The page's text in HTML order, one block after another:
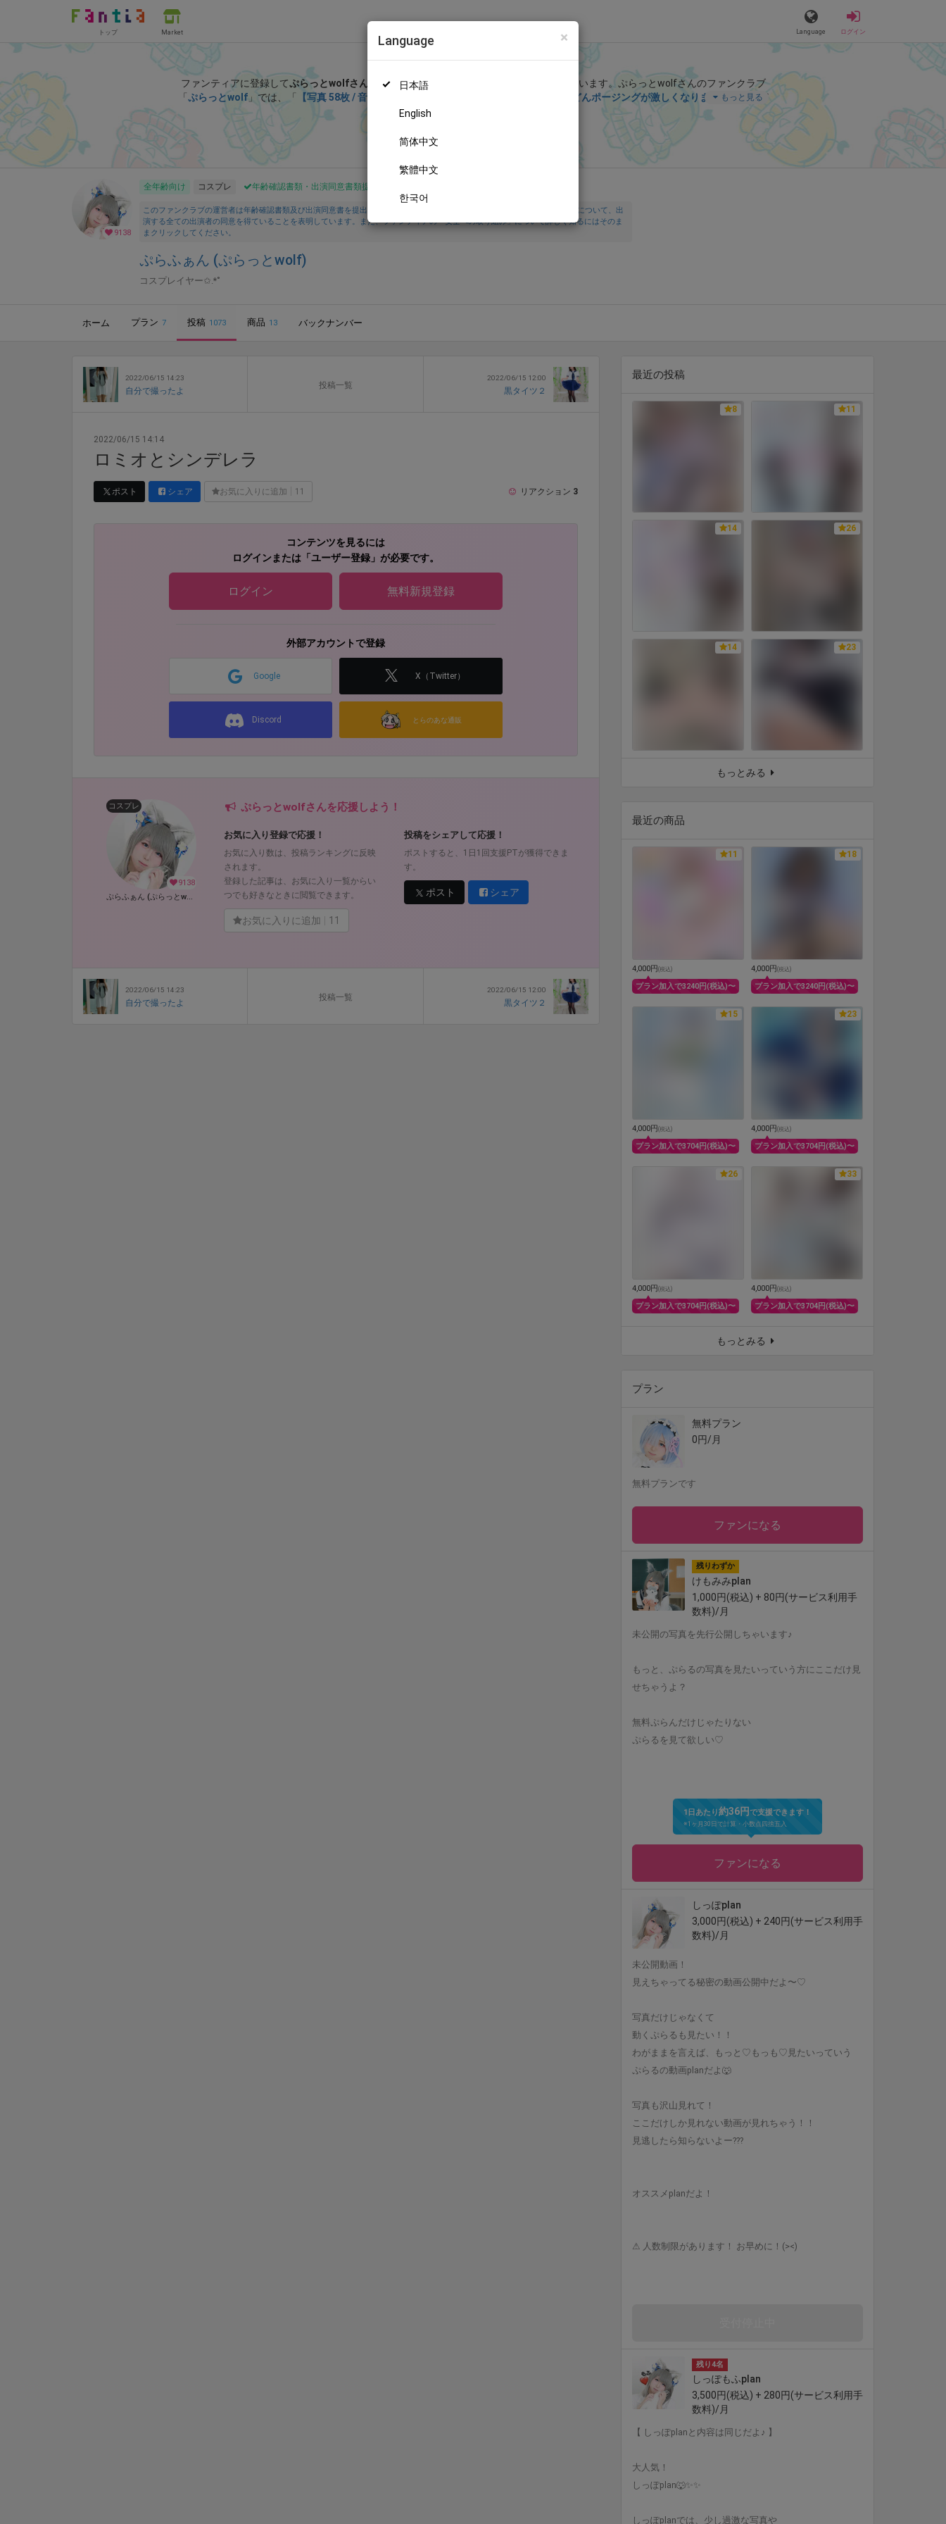
トップ Market Language ログイン
×
Language
日本語
English
简体中文
繁體中文
한국어
ぷらふぁん (ぷらっとwolf)
ファンティアに登録してぷらっとwolfさん を応援しよう！ が応援しています。 ぷらっとwolfさんのファンクラブ
「 ぷらっとwolf」では、「 【写真 58枚 / 音声付き動画1ぷん43秒】一緒に遊んでたらどんどんポージングが激しくなりまた🫣💓 」など
の特別なコンテンツをお楽しみいただけます。
もっと見る
9138
全年齢向け コスプレ 年齢確認書類・出演同意書類提出済
このファンクラブの運営者は年齢確認書類及び出演同意書を提出し、投稿者及び出演者が18歳以上であること、撮影及び投稿について、出
演する全ての出演者の同意を得ていることを表明しています。また、ファンティアの「安全への取り組み」について詳しく知るにはそのま
まクリックしてください。
ぷらふぁん (ぷらっとwolf)
コスプレイヤー✩.*˚
ホーム プラン 7 投稿 1073 商品 13 バックナンバー
2022/06/15 14:23
自分で撮ったよ
投稿一覧
2022/06/15 12:00
黒タイツ２
2022/06/15 14:14
ロミオとシンデレラ
ポスト シェア お気に入りに追加 11 リアクション 3
コンテンツを見るには
ログインまたは「ユーザー登録」が必要です。
ログイン 無料新規登録
外部アカウントで登録
Google X（Twitter）
Discord とらのあな通販
9138
コスプレ
ぷらふぁん (ぷらっとwolf)
ぷらっとwolfさんを応援しよう！
お気に入り登録で応援！
お気に入り数は、投稿ランキングに反映
されます。
登録した記事は、お気に入り一覧からい
つでも好きなときに閲覧できます。
お気に入りに追加 11
投稿をシェアして応援！
ポストすると、1日1回支援PTが獲得できま
す。
ポスト シェア
2022/06/15 14:23
自分で撮ったよ
投稿一覧
2022/06/15 12:00
黒タイツ２
最近の投稿
8 11
14 26
14 23
もっとみる
最近の商品
11
4,000円(税込)
プラン加入で3240円(税込)〜
18
4,000円(税込)
プラン加入で3240円(税込)〜
15
4,000円(税込)
プラン加入で3704円(税込)〜
23
4,000円(税込)
プラン加入で3704円(税込)〜
26
4,000円(税込)
プラン加入で3704円(税込)〜
33
4,000円(税込)
プラン加入で3704円(税込)〜
もっとみる
プラン
無料プラン
0円/月
無料プランです
ファンになる
残りわずか
けもみみplan
1,000円(税込) + 80円(サービス利用手
数料)/月
未公開の写真を先行公開しちゃいます♪
もっと、ぷらるの写真を見たいっていう方にここだけ見
せちゃうよ？
無料ぷらんだけじゃたりない
ぷらるを見て欲しい♡
1日あたり約36円で支援できます！
※1ヶ月30日で計算・小数点四捨五入
ファンになる
しっぽplan
3,000円(税込) + 240円(サービス利用手
数料)/月
未公開動画！
見えちゃってる秘密の動画公開中だよ〜♡
写真だけじゃなくて
動くぷらるも見たい！！
わがままを言えば、もっと♡もっも♡見たいっていう
ぷらるの動画planだよ🐺
写真も沢山見れて！
ここだけしか見れない動画が見れちゃう！！
見逃したら知らないよー???
オススメplanだよ！
⚠︎ 人数制限があります！ お早めに！(><)
残り4名
しっぽもふplan
3,500円(税込) + 280円(サービス利用手
数料)/月
【 しっぽplanと内容は同じだよ♪ 】
大人気！
しっぽplan🐺✨✨
しっぽplanでは、少し過激な写真や